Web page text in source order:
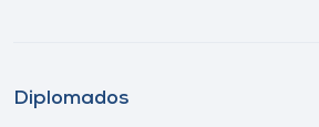
Diplomados